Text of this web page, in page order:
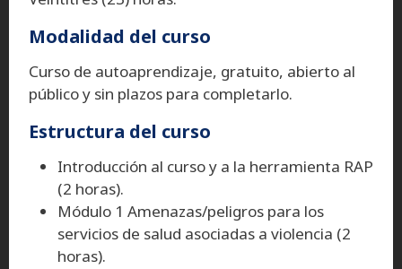
Modalidad del curso
Curso de autoaprendizaje, gratuito, abierto al
público y sin plazos para completarlo.
Estructura del curso
Introducción al curso y a la herramienta RAP
(2 horas).
Módulo 1 Amenazas/peligros para los
servicios de salud asociadas a violencia (2
horas).